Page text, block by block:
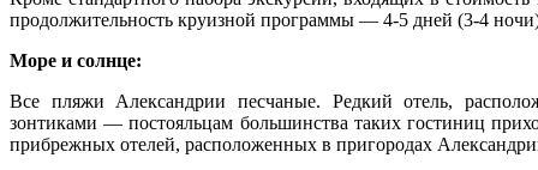
продолжительность круизной программы — 4-5 дней (3-4
Море и солнце:
Все пляжи Александрии песчаные. Редкий отель,
зонтиками — постояльцам большинства таких гостиниц
прибрежных отелей, расположенных в пригородах